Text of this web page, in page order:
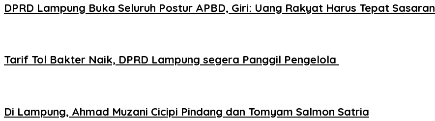
DPRD Lampung Buka Seluruh Postur APBD, Giri: Uang Rakyat Harus Tepat Sasaran
Tarif Tol Bakter Naik, DPRD Lampung segera Panggil Pengelola
Di Lampung, Ahmad Muzani Cicipi Pindang dan Tomyam Salmon Satria